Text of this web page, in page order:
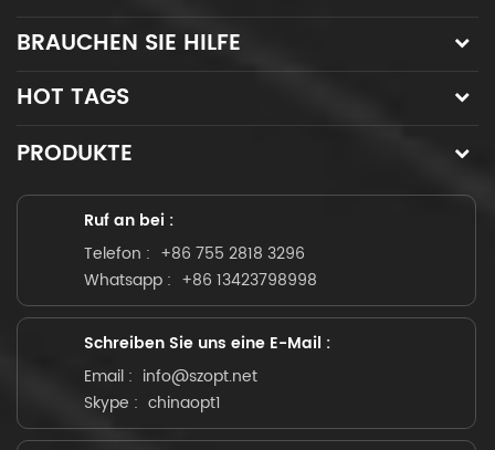
BRAUCHEN SIE HILFE
HOT TAGS
PRODUKTE
Ruf an bei :
Telefon : +86 755 2818 3296
Whatsapp : +86 13423798998
Schreiben Sie uns eine E-Mail :
Email : info@szopt.net
Skype : chinaopt1